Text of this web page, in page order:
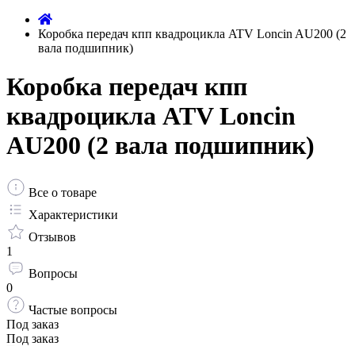
Коробка передач кпп квадроцикла ATV Loncin AU200 (2
вала подшипник)
Коробка передач кпп
квадроцикла ATV Loncin
AU200 (2 вала подшипник)
Все о товаре
Характеристики
Отзывов
1
Вопросы
0
Частые вопросы
Под заказ
Под заказ